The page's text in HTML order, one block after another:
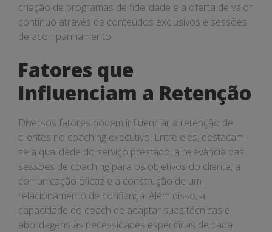
criação de programas de fidelidade e a oferta de valor
contínuo através de conteúdos exclusivos e sessões
de acompanhamento.
Fatores que
Influenciam a Retenção
Diversos fatores podem influenciar a retenção de
clientes no coaching executivo. Entre eles, destacam-
se a qualidade do serviço prestado, a relevância das
sessões de coaching para os objetivos do cliente, a
comunicação eficaz e a construção de um
relacionamento de confiança. Além disso, a
capacidade do coach de adaptar suas técnicas e
abordagens às necessidades específicas de cada